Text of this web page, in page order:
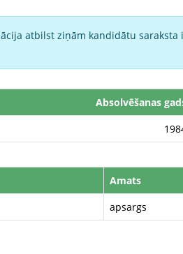
atbilst ziņām kandidātu saraksta
Absolvēšanas
Amats
apsargs